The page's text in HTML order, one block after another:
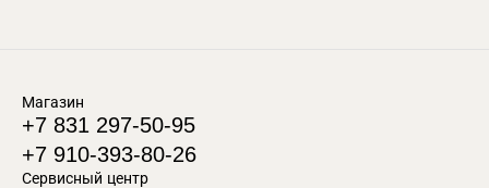
Магазин
+7 831 297-50-95
+7 910-393-80-26
Сервисный центр